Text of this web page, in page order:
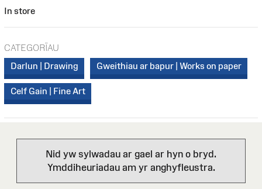
In store
CATEGORÏAU
Darlun | Drawing
Gweithiau ar bapur | Works on paper
Celf Gain | Fine Art
Nid yw sylwadau ar gael ar hyn o bryd.
Ymddiheuriadau am yr anghyfleustra.